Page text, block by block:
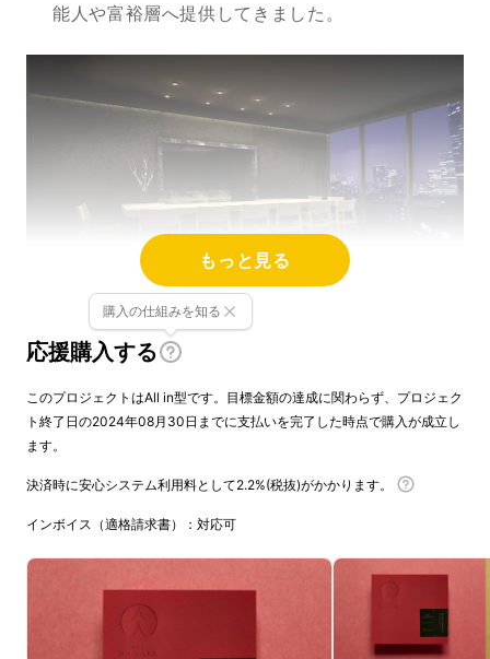
能人や富裕層へ提供してきました。
高級レトルト食品開発
ストーリー
当店のお客様には地方や海外在住の方も多く、
自宅でも当店の料理を食べたいとの声を何件も
を企画しました。そして味や食感、素材や内容
量に妥協することなく、店舗と同等以上のクオ
リティの高い商品を作るために、高級レトルト
もっと見る
応援購入する
購入の仕組みを知る
このプロジェクトはAll in型です。目標金額の達成に関わらず、プロジェク
ト終了日の2024年08月30日までに支払いを完了した時点で購入が成立し
ます。
決済時に安心システム利用料として2.2%(税抜)がかかります。
インボイス（適格請求書）：対応可